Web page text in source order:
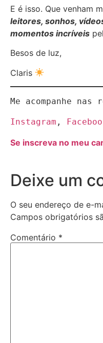
E é isso. Que venham
leitores, sonhos,
momentos incríveis
Besos de luz,
Claris
Me acompanhe
Instagram ,
Se inscreva no meu
Deixe um
O seu endereço de e-
Campos obrigatórios
Comentário *